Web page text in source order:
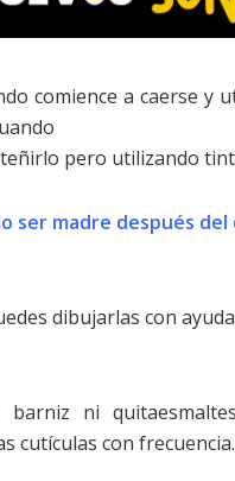
comience a caerse y
pero utilizando
ser madre después del
dibujarlas con
ni
cutículas con frecuencia.